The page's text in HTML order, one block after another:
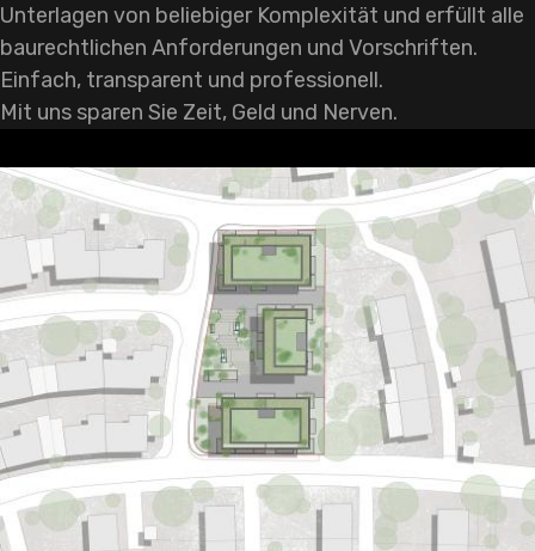
Unterlagen von beliebiger Komplexität und erfüllt alle
baurechtlichen Anforderungen und Vorschriften.
Einfach, transparent und professionell.
Mit uns sparen Sie Zeit, Geld und Nerven.